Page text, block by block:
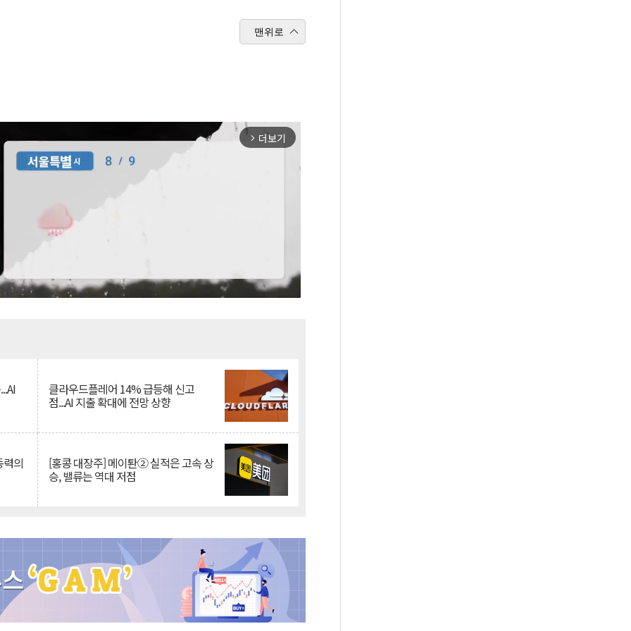
맨위로
arrow_forward_ios 더보기
클라우드플레어 14% 급등해 신고
점...AI 지출 확대에 전망 상향
의 [홍콩 대장주] 메이퇀② 실적은 고속 상
승, 밸류는 역대 저점